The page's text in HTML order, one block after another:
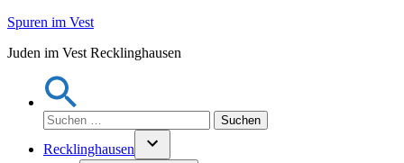
Zum
springen
Spuren im Vest
Juden im Vest Recklinghausen
Suchen
nach:
Recklinghausen